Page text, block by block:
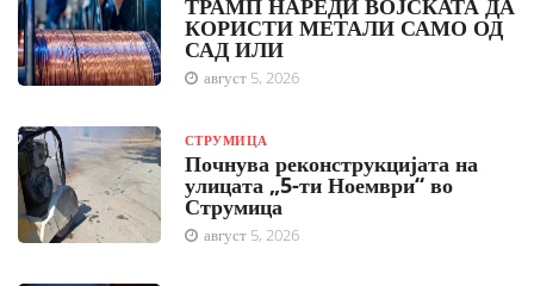
КОРИСТИ МЕТАЛИ САМО ОД
САД ИЛИ
август 5, 2026
СТРУМИЦА
Почнува реконструкцијата на
улицата „5-ти Ноември“ во
Струмица
август 5, 2026